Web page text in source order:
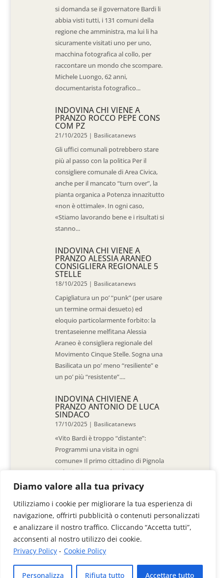
Diamo valore alla tua privacy
Utilizziamo i cookie per migliorare la tua esperienza di
navigazione, offrirti pubblicità o contenuti personalizzati
e analizzare il nostro traffico. Cliccando “Accetta tutti”,
acconsenti al nostro utilizzo dei cookie.
Privacy Policy - Cookie Policy
Personalizza Rifiuta tutto Accettare tutto
si domanda se il governatore Bardi li
abbia visti tutti, i 131 comuni della
regione che amministra, ma lui li ha
sicuramente visitati uno per uno,
macchina fotografica al collo, per
raccontare un mondo che scompare.
Michele Luongo, 62 anni,
documentarista fotografico...
INDOVINA CHI VIENE A
PRANZO ROCCO PEPE CONS
COM PZ
21/10/2025 | Basilicatanews
Gli uffici comunali potrebbero stare
più al passo con la politica Per il
consigliere comunale di Area Civica,
anche per il mancato “turn over”, la
pianta organica a Potenza innazitutto
«non è ottimale». In ogni caso,
«Stiamo lavorando bene e i risultati si
stanno...
INDOVINA CHI VIENE A
PRANZO ALESSIA ARANEO
CONSIGLIERA REGIONALE 5
STELLE
18/10/2025 | Basilicatanews
Capigliatura un po’ “punk” (per usare
un termine ormai desueto) ed
eloquio particolarmente forbito: la
trentaseienne melfitana Alessia
Araneo è consigliera regionale del
Movimento Cinque Stelle. Sogna una
Basilicata un po’ meno “resiliente” e
un po’ più “resistente”....
INDOVINA CHIVIENE A
PRANZO ANTONIO DE LUCA
SINDACO
17/10/2025 | Basilicatanews
«Vito Bardi è troppo “distante”:
Programmi una visita in ogni
comune» Il primo cittadino di Pignola
«L’ho invitato a vedere la situazione
al Pantano, ma non è venuto. La
sensazione è che -come sindaci-
siamo lasciati a noi stessi» di Walter
De Stradis In...
Videoimage di Colangelo Donato & C. Sas
Via Anzio, 41/B - 85100 Potenza